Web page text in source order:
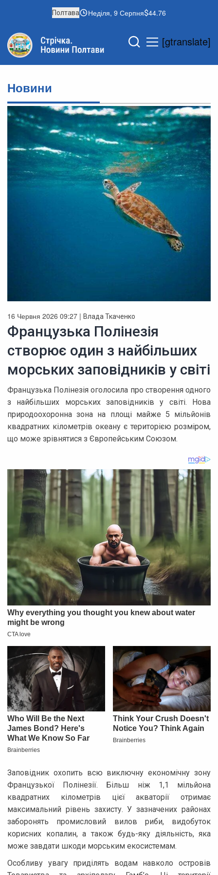
Полтава Неділя, 9 Серпня 44.76
[gtranslate]
Новини
16 Червня 2026 09:27 | Влада Ткаченко
Французька Полінезія
створює один з найбільших
морських заповідників у світі
Французька Полінезія оголосила про створення одного
з найбільших морських заповідників у світі. Нова
природоохоронна зона на площі майже 5 мільйонів
квадратних кілометрів океану є територією розміром,
що може зрівнятися з Європейським Союзом.
Заповідник охопить всю виключну економічну зону
Французької Полінезії. Більш ніж 1,1 мільйона
квадратних кілометрів цієї акваторії отримає
максимальний рівень захисту. У зазначених районах
заборонять промисловий вилов риби, видобуток
корисних копалин, а також будь-яку діяльність, яка
може завдати шкоди морським екосистемам.
Особливу увагу приділять водам навколо островів